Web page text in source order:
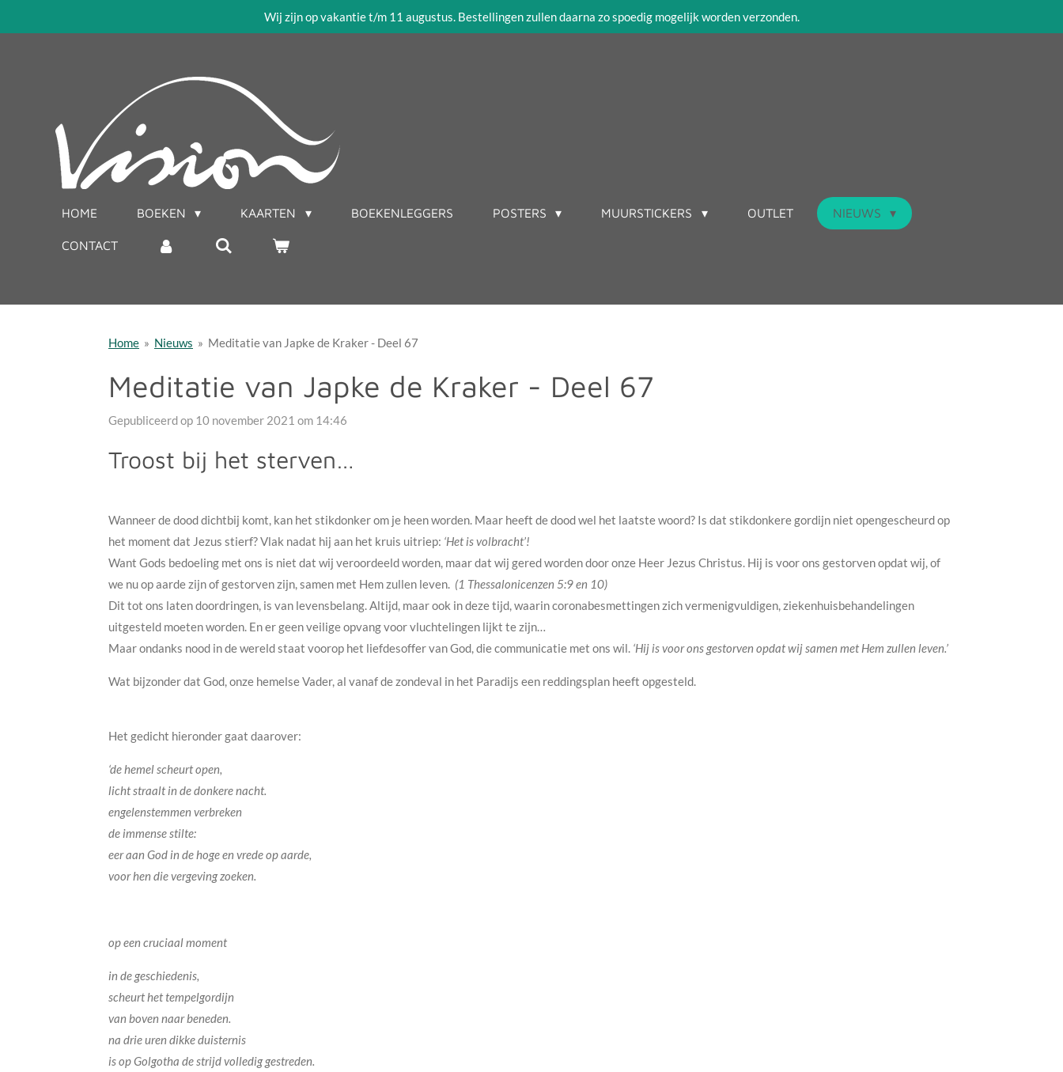
Wij zijn op vakantie t/m 11 augustus. Bestellingen zullen daarna zo spoedig mogelijk worden verzonden.
HOME BOEKEN KAARTEN BOEKENLEGGERS POSTERS MUURSTICKERS OUTLET NIEUWS
CONTACT
Home » Nieuws » Meditatie van Japke de Kraker - Deel 67
Meditatie van Japke de Kraker - Deel 67
Gepubliceerd op 10 november 2021 om 14:46
Troost bij het sterven…
Wanneer de dood dichtbij komt, kan het stikdonker om je heen worden. Maar heeft de dood wel het laatste woord? Is dat stikdonkere gordijn niet opengescheurd op
het moment dat Jezus stierf? Vlak nadat hij aan het kruis uitriep: ‘Het is volbracht’!
Want Gods bedoeling met ons is niet dat wij veroordeeld worden, maar dat wij gered worden door onze Heer Jezus Christus. Hij is voor ons gestorven opdat wij, of
we nu op aarde zijn of gestorven zijn, samen met Hem zullen leven. (1 Thessalonicenzen 5:9 en 10)
Dit tot ons laten doordringen, is van levensbelang. Altijd, maar ook in deze tijd, waarin coronabesmettingen zich vermenigvuldigen, ziekenhuisbehandelingen
uitgesteld moeten worden. En er geen veilige opvang voor vluchtelingen lijkt te zijn…
Maar ondanks nood in de wereld staat voorop het liefdesoffer van God, die communicatie met ons wil. ‘Hij is voor ons gestorven opdat wij samen met Hem zullen leven.’
Wat bijzonder dat God, onze hemelse Vader, al vanaf de zondeval in het Paradijs een reddingsplan heeft opgesteld.
Het gedicht hieronder gaat daarover:
‘de hemel scheurt open,
licht straalt in de donkere nacht.
engelenstemmen verbreken
de immense stilte:
eer aan God in de hoge en vrede op aarde,
voor hen die vergeving zoeken.
op een cruciaal moment
in de geschiedenis,
scheurt het tempelgordijn
van boven naar beneden.
na drie uren dikke duisternis
is op Golgotha de strijd volledig gestreden.